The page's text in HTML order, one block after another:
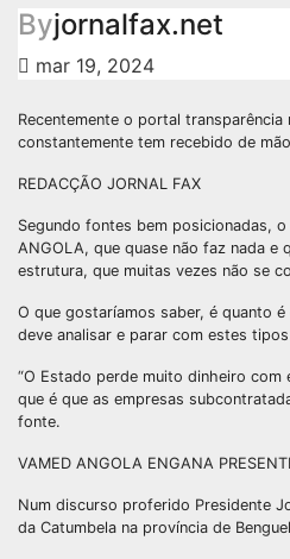
Byjornalfax.net
mar 19, 2024
Recentemente o portal
constantemente tem recebido de
REDACÇÃO JORNAL FAX
Segundo fontes bem posicionadas,
ANGOLA, que quase não faz nada
estrutura, que muitas vezes não se
O que gostaríamos saber, é quanto
deve analisar e parar com estes
“O Estado perde muito dinheiro
que é que as empresas
fonte.
VAMED ANGOLA ENGANA
Num discurso proferido Presidente
da Catumbela na província de